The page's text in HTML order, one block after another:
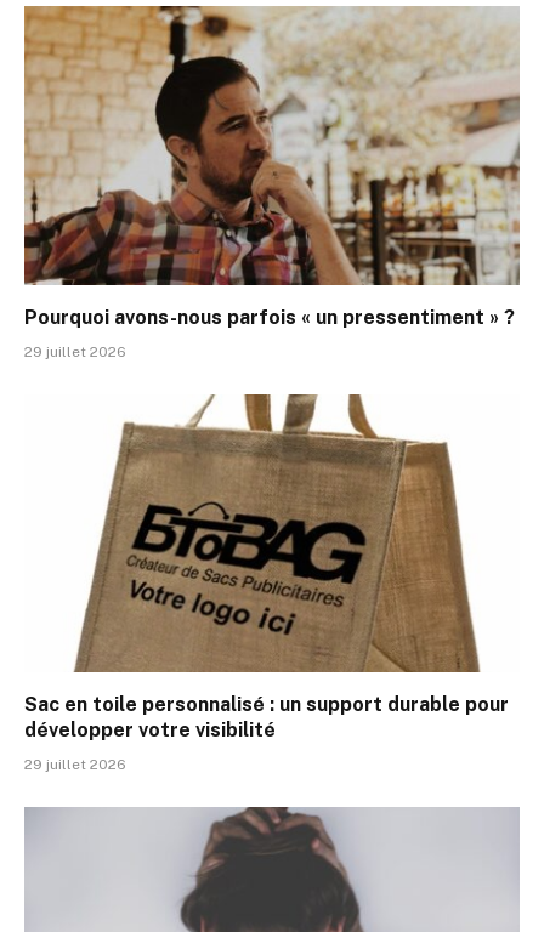
Pourquoi avons-nous parfois « un pressentiment » ?
29 juillet 2026
Sac en toile personnalisé : un support durable pour
développer votre visibilité
29 juillet 2026